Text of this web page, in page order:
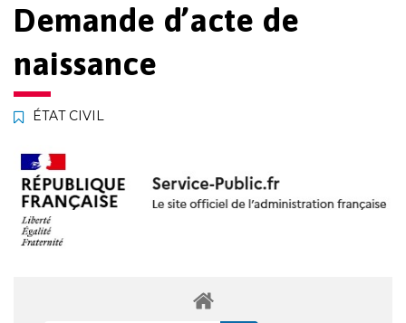
Demande d’acte de
naissance
ÉTAT CIVIL